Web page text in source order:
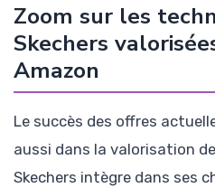
Zoom sur les
Skechers
Amazon
Le succès des offres
aussi dans la valorisation
Skechers intègre dans ses